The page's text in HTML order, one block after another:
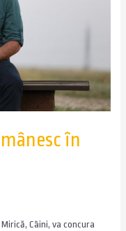
în
Câini, va concura